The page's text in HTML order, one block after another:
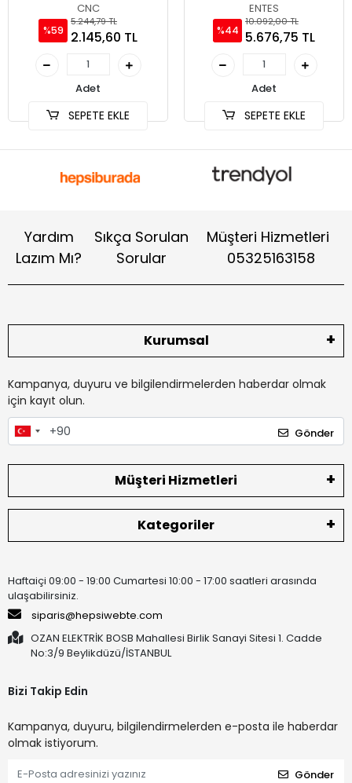
CNC
%59
5.244,79 TL
2.145,60 TL
Adet
SEPETE EKLE
ENTES
%44
10.092,00 TL
5.676,75 TL
Adet
SEPETE EKLE
Yardım
Lazım Mı?
Sıkça Sorulan
Sorular
Müşteri Hizmetleri
05325163158
Kurumsal
Kampanya, duyuru ve bilgilendirmelerden haberdar olmak
için kayıt olun.
Gönder
Müşteri Hizmetleri
Kategoriler
Haftaiçi 09:00 - 19:00 Cumartesi 10:00 - 17:00 saatleri arasında
ulaşabilirsiniz.
siparis@hepsiwebte.com
OZAN ELEKTRİK BOSB Mahallesi Birlik Sanayi Sitesi 1. Cadde
No:3/9 Beylikdüzü/İSTANBUL
Bizi Takip Edin
Kampanya, duyuru, bilgilendirmelerden e-posta ile haberdar
olmak istiyorum.
Gönder